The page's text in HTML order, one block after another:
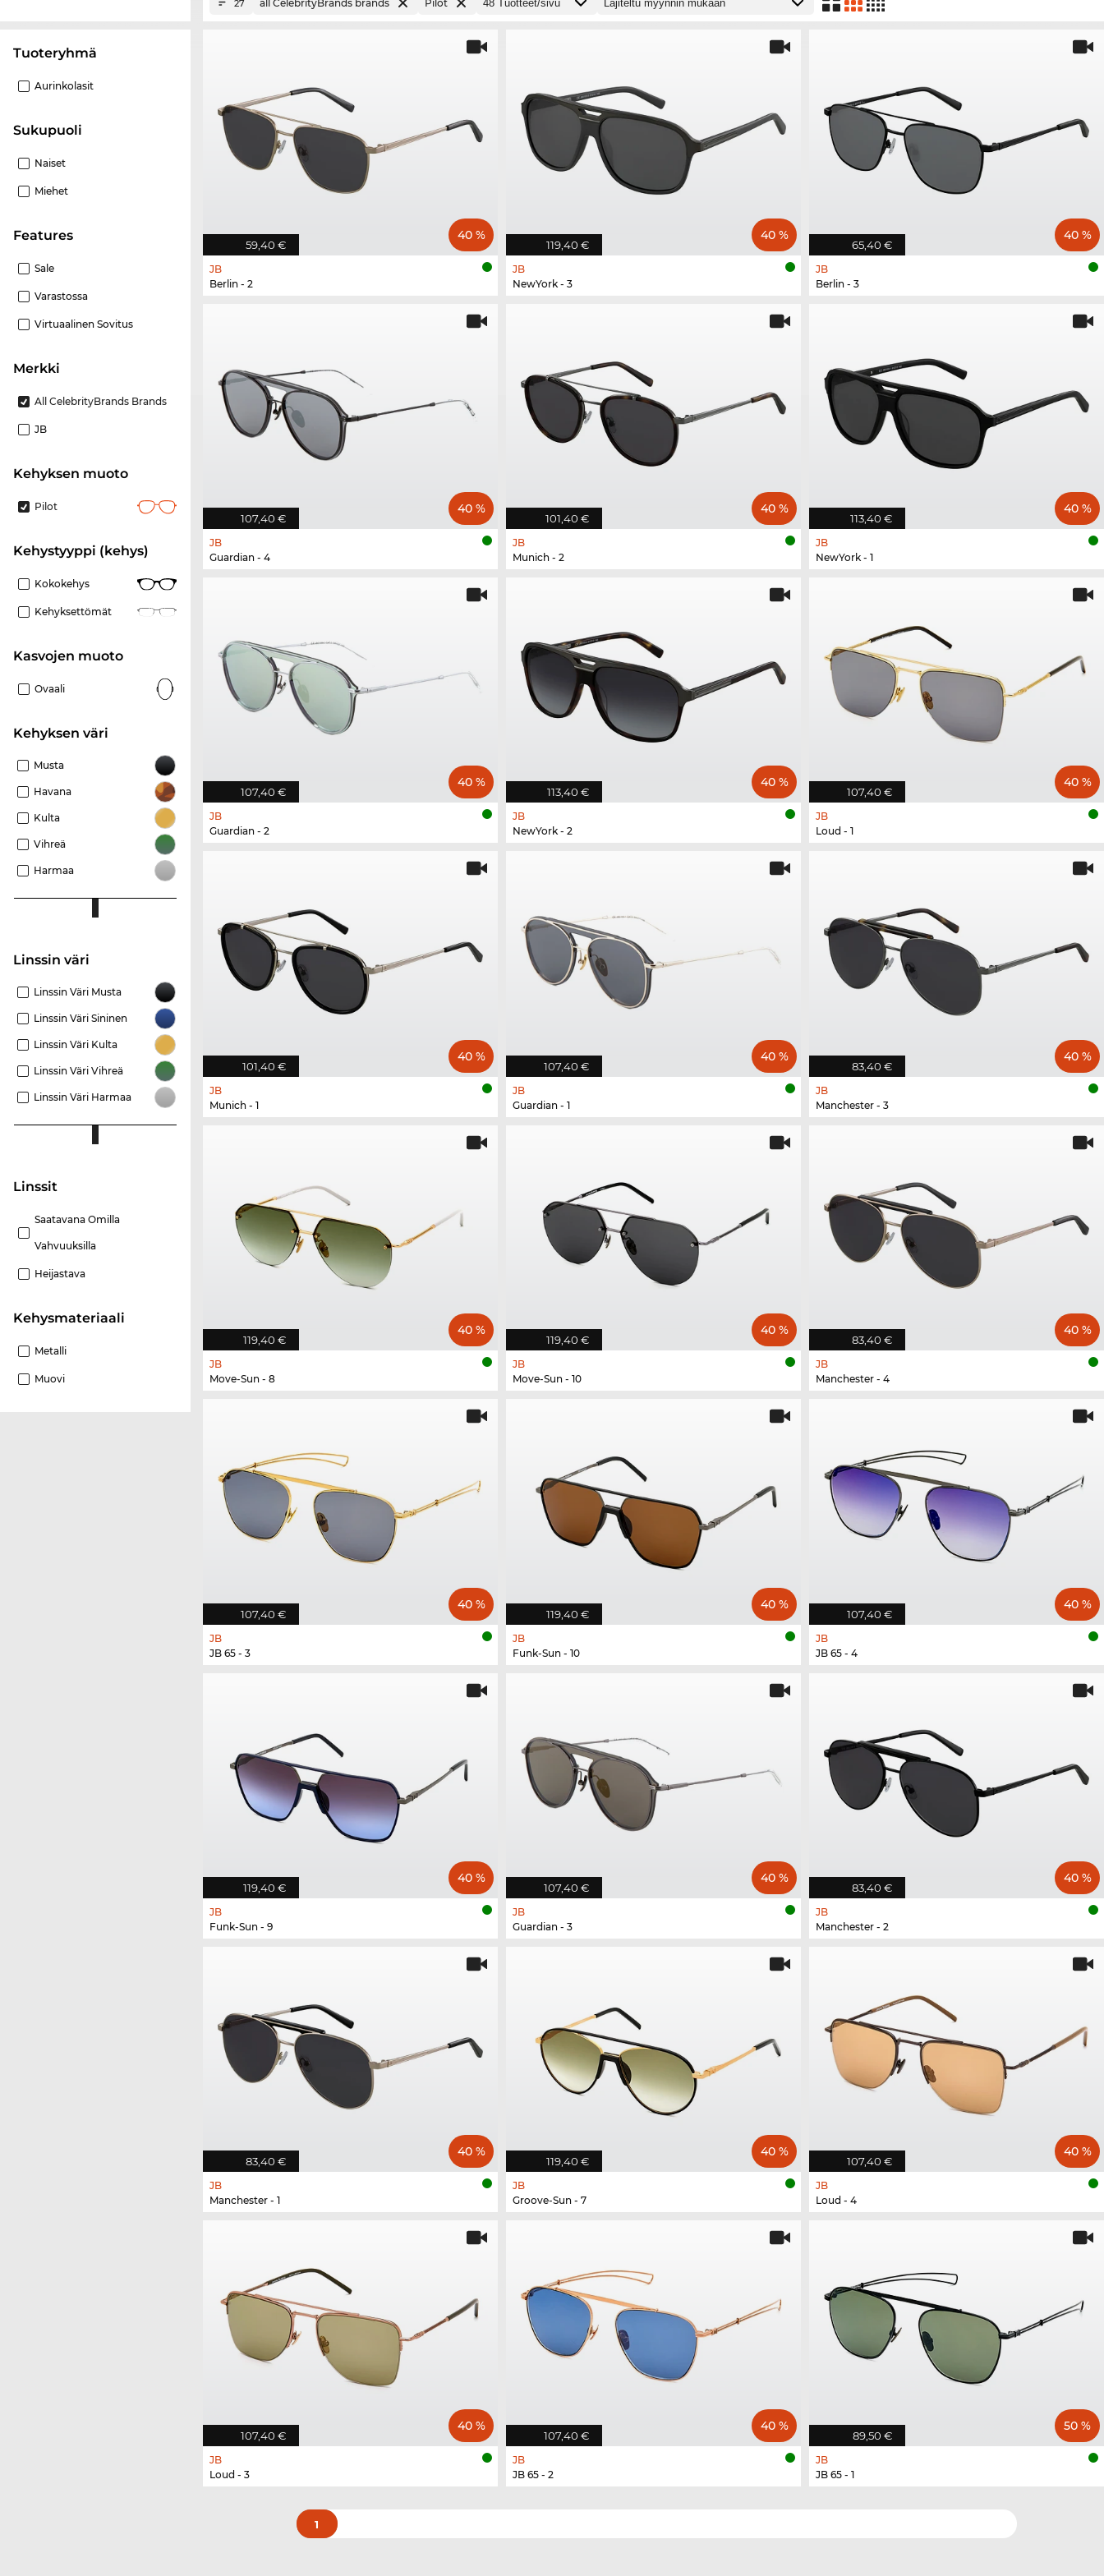
Tuoteryhmä
Aurinkolasit
Sukupuoli
Naiset
Miehet
Features
Sale
Varastossa
Virtuaalinen Sovitus
Merkki
All CelebrityBrands Brands
JB
Kehyksen muoto
Pilot
Kehystyyppi (kehys)
Kokokehys
Kehyksettömät
Kasvojen muoto
Ovaali
Kehyksen väri
Musta
Havana
Kulta
Vihreä
Harmaa
Linssin väri
Linssin Väri Musta
Linssin Väri Sininen
Linssin Väri Kulta
Linssin Väri Vihreä
Linssin Väri Harmaa
Linssit
Saatavana Omilla
Vahvuuksilla
Heijastava
Kehysmateriaali
Metalli
Muovi
27 all CelebrityBrands brands Pilot
59,40 €
40 %
JB
Berlin - 2
119,40 €
40 %
JB
NewYork - 3
65,40 €
40 %
JB
Berlin - 3
107,40 €
40 %
JB
Guardian - 4
101,40 €
40 %
JB
Munich - 2
113,40 €
40 %
JB
NewYork - 1
107,40 €
40 %
JB
Guardian - 2
113,40 €
40 %
JB
NewYork - 2
107,40 €
40 %
JB
Loud - 1
101,40 €
40 %
JB
Munich - 1
107,40 €
40 %
JB
Guardian - 1
83,40 €
40 %
JB
Manchester - 3
119,40 €
40 %
JB
Move-Sun - 8
119,40 €
40 %
JB
Move-Sun - 10
83,40 €
40 %
JB
Manchester - 4
107,40 €
40 %
JB
JB 65 - 3
119,40 €
40 %
JB
Funk-Sun - 10
107,40 €
40 %
JB
JB 65 - 4
119,40 €
40 %
JB
Funk-Sun - 9
107,40 €
40 %
JB
Guardian - 3
83,40 €
40 %
JB
Manchester - 2
83,40 €
40 %
JB
Manchester - 1
119,40 €
40 %
JB
Groove-Sun - 7
107,40 €
40 %
JB
Loud - 4
107,40 €
40 %
JB
Loud - 3
107,40 €
40 %
JB
JB 65 - 2
89,50 €
50 %
JB
JB 65 - 1
1